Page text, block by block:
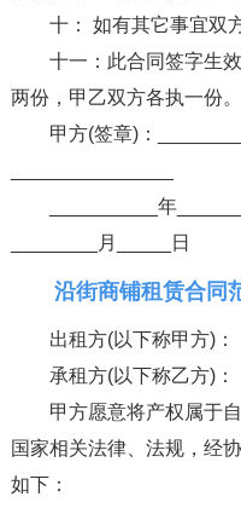
十： 如有其它事宜双
十一：此合同签字生
两份，甲乙双方各执一份。
甲方(签章)：
__________年
________月_____日
沿街商铺租赁合同
出租方(以下称甲方)：
承租方(以下称乙方)：
甲方愿意将产权属于
国家相关法律、法规，经
如下：